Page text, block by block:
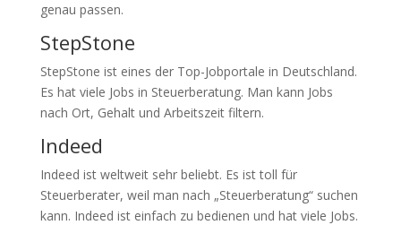
genau passen.
StepStone
StepStone ist eines der Top-Jobportale in Deutschland.
Es hat viele Jobs in Steuerberatung. Man kann Jobs
nach Ort, Gehalt und Arbeitszeit filtern.
Indeed
Indeed ist weltweit sehr beliebt. Es ist toll für
Steuerberater, weil man nach „Steuerberatung“ suchen
kann. Indeed ist einfach zu bedienen und hat viele Jobs.